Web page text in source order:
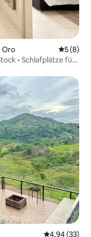
Oro
5 (8)
• Schlafplätze für
4,94 (33)